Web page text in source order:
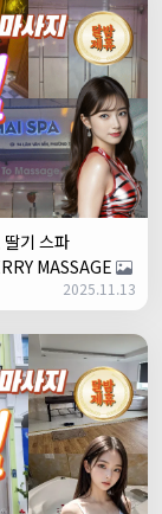
딸기 스파
MASSAGE
2025.11.13